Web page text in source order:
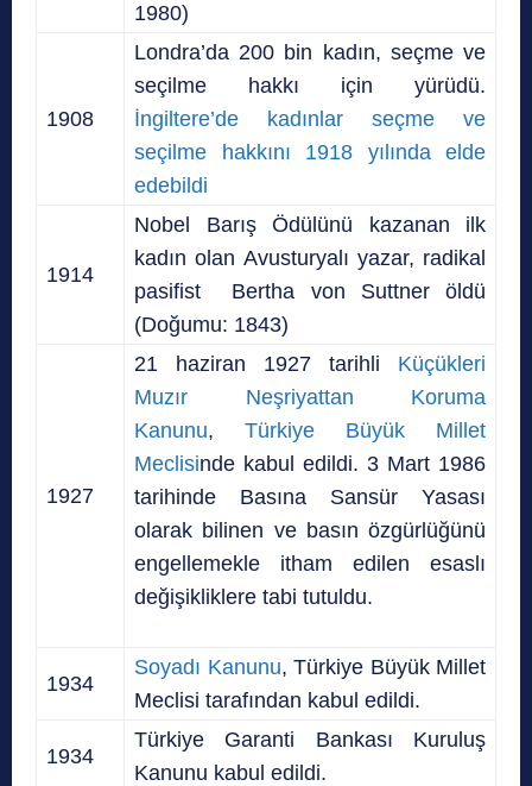
1980)
1908
Londra’da 200 bin kadın, seçme ve
seçilme hakkı için yürüdü.
İngiltere’de kadınlar seçme ve
seçilme hakkını 1918 yılında elde
edebildi
1914
Nobel Barış Ödülünü kazanan ilk
kadın olan Avusturyalı yazar, radikal
pasifist
Bertha von Suttner öldü
(Doğumu: 1843)
1927
21 haziran 1927 tarihli Küçükleri
Muzır Neşriyattan Koruma
Kanunu, Türkiye Büyük Millet
Meclisinde kabul edildi. 3 Mart 1986
tarihinde Basına Sansür Yasası
olarak bilinen ve basın özgürlüğünü
engellemekle itham edilen esaslı
değişikliklere tabi tutuldu.
1934
Soyadı Kanunu, Türkiye Büyük Millet
Meclisi tarafından kabul edildi.
1934
Türkiye Garanti Bankası Kuruluş
Kanunu kabul edildi.